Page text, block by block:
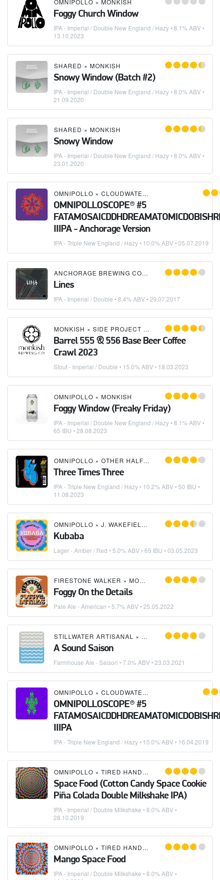
OMNIPOLLO × MONKISH
Foggy Church Window
IPA - Imperial / Double New England / Hazy• 8.1% ABV •
13.10.2023
SHARED × MONKISH
Snowy Window (Batch #2)
IPA - Imperial / Double New England / Hazy• 8.0% ABV •
21.09.2020
SHARED × MONKISH
Snowy Window
IPA - Imperial / Double New England / Hazy• 8.0% ABV •
23.01.2020
OMNIPOLLO × CLOUDWATER × EQUILIBRIUM
OMNIPOLLOSCOPE®️ #5
IIIPA - Anchorage Version
IPA - Triple New England / Hazy• 10.0% ABV •05.07.2019
ANCHORAGE BREWING COMPANY ×MONKISH
Lines
IPA - Imperial / Double • 8.4% ABV •29.07.2017
MONKISH × SIDE PROJECT BREWING
Barrel 555 & 556 Base Beer Coffee
Crawl 2023
Stout - Imperial / Double • 15.0% ABV • 18.03.2023
OMNIPOLLO × MONKISH
Foggy Window (Freaky Friday)
IPA - Imperial / Double New England / Hazy• 8.1% ABV •
65 IBU •28.08.2023
OMNIPOLLO × OTHER HALF× TRILLIUM BREWING
Three Times Three
IPA - Triple New England / Hazy• 10.2% ABV • 50 IBU •
11.08.2023
OMNIPOLLO × J. WAKEFIELD BREWING ×TRILLIUM
Kubaba
Lager - Amber / Red • 5.0% ABV • 65 IBU •03.05.2023
FIRESTONE WALKER × MONKISH
Foggy On the Details
Pale Ale - American • 5.7% ABV •25.05.2022
STILLWATER ARTISANAL × MONKISH
A Sound Saison
Farmhouse Ale - Saison • 7.0% ABV •23.03.2021
OMNIPOLLO × CLOUDWATER × EQUILIBRIUM
OMNIPOLLOSCOPE®️ #5
IIIPA
IPA - Triple New England / Hazy• 10.0% ABV • 16.04.2019
OMNIPOLLO × TIRED HANDS BREWING COMPANY
Space Food (Cotton Candy Space Cookie
Piña Colada Double Milkshake IPA)
IPA - Imperial / Double Milkshake • 8.0% ABV •
28.10.2019
OMNIPOLLO × TIRED HANDS BREWING COMPANY
Mango Space Food
IPA - Imperial / Double Milkshake • 8.0% ABV •